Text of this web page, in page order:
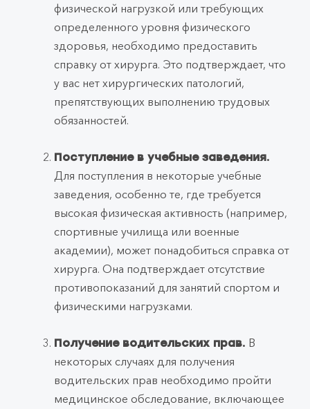
физической нагрузкой или требующих
определенного уровня физического
здоровья, необходимо предоставить
справку от хирурга. Это подтверждает, что
у вас нет хирургических патологий,
препятствующих выполнению трудовых
обязанностей.
Поступление в учебные заведения.
Для поступления в некоторые учебные
заведения, особенно те, где требуется
высокая физическая активность (например,
спортивные училища или военные
академии), может понадобиться справка от
хирурга. Она подтверждает отсутствие
противопоказаний для занятий спортом и
физическими нагрузками.
Получение водительских прав. В
некоторых случаях для получения
водительских прав необходимо пройти
медицинское обследование, включающее